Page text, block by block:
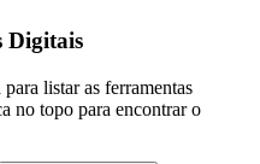
Digitais
listar as ferramentas
no topo para encontrar o